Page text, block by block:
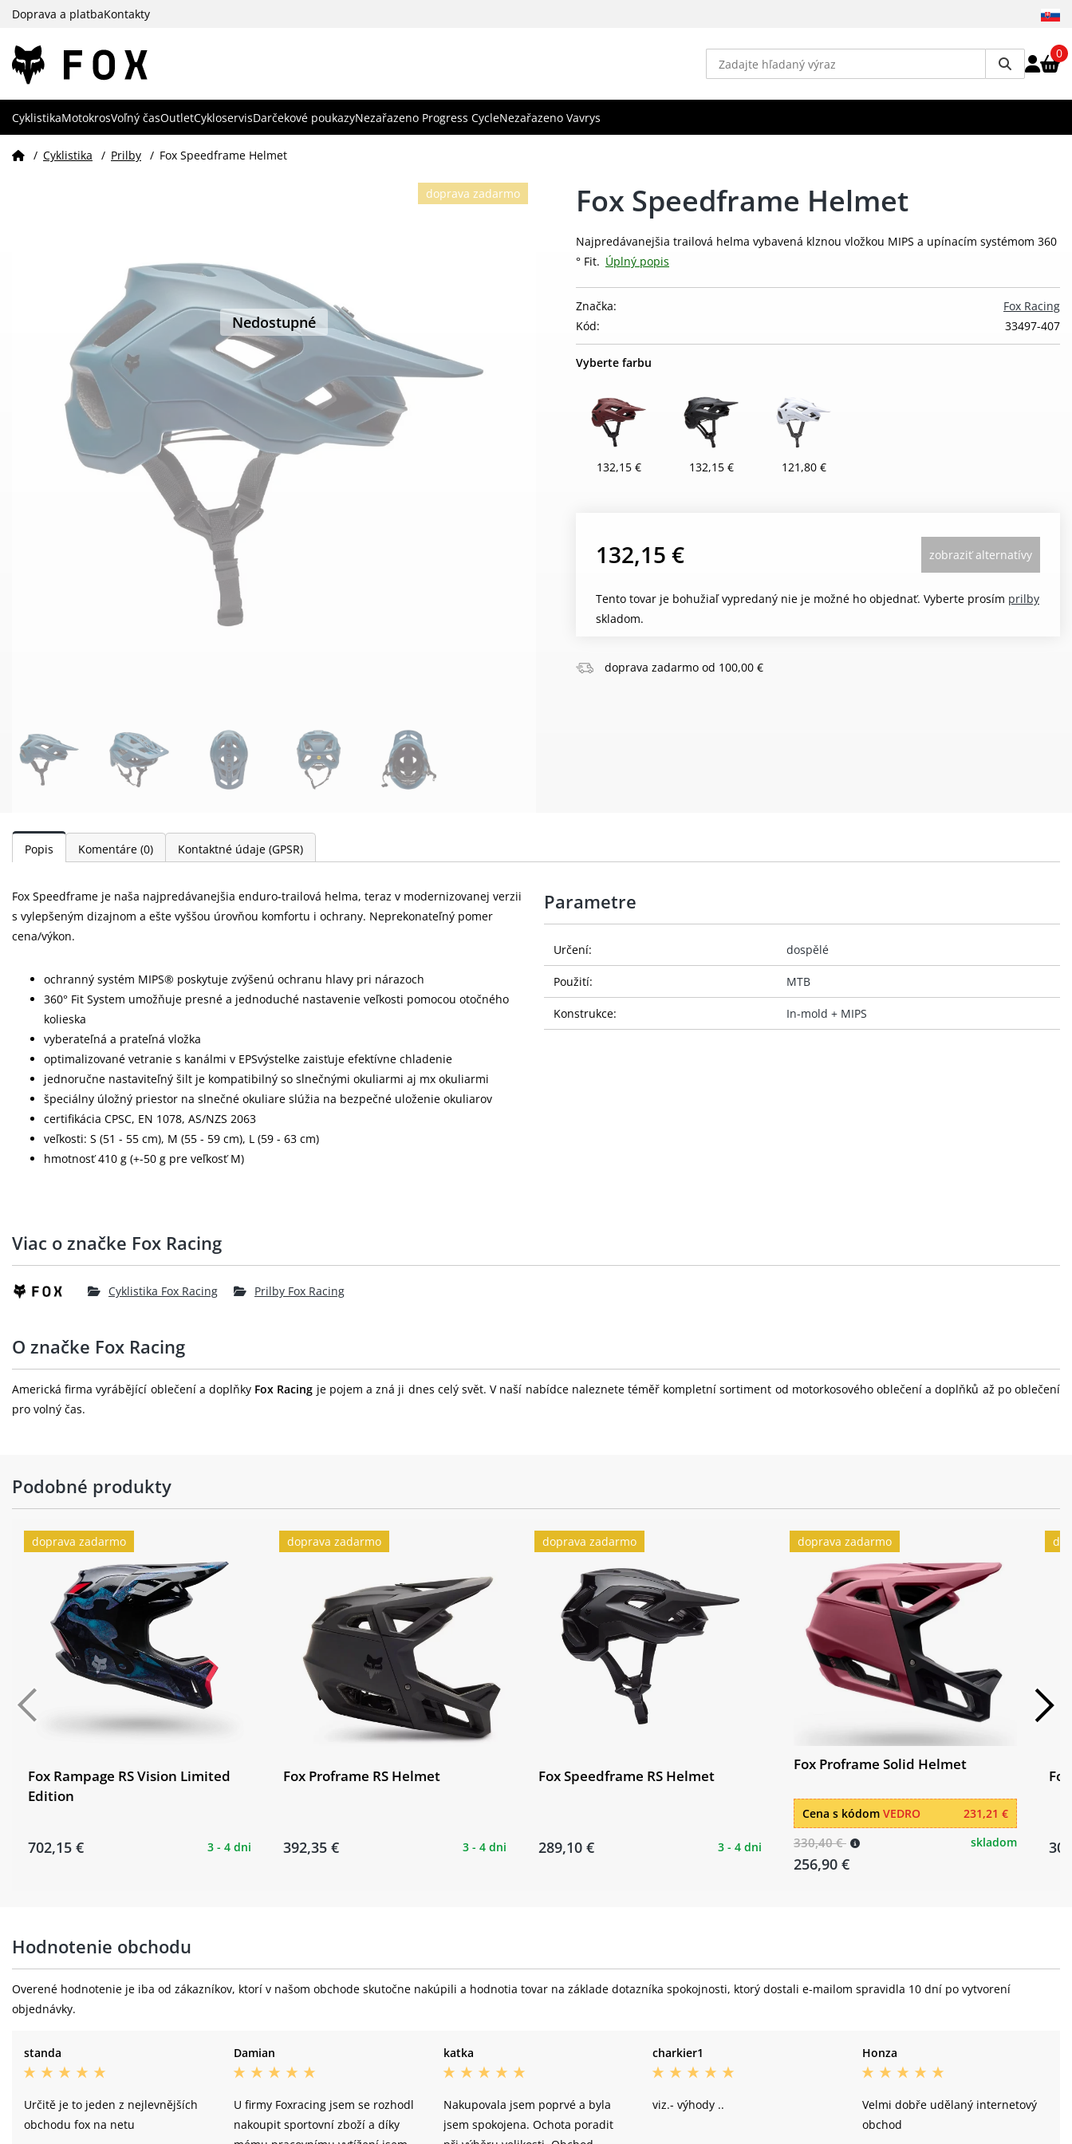
Doprava a platbaKontakty
0
CyklistikaMotokrosVoľný časOutletCykloservisDarčekové poukazyNezařazeno Progress CycleNezařazeno Vavrys
/ Cyklistika / Prilby / Fox Speedframe Helmet
Nedostupné
doprava zadarmo Fox Speedframe Helmet
Najpredávanejšia trailová helma vybavená klznou vložkou MIPS a upínacím systémom 360
° Fit. Úplný popis
Fox Racing
Značka:
33497-407
Kód:
Vyberte farbu
132,15 € 132,15 € 121,80 €
132,15 € zobraziť alternatívy
Tento tovar je bohužiaľ vypredaný nie je možné ho objednať. Vyberte prosím prilby
skladom.
doprava zadarmo od 100,00 €
Popis Komentáre (0) Kontaktné údaje (GPSR)
Fox Speedframe je naša najpredávanejšia enduro-trailová helma, teraz v modernizovanej verzii
s vylepšeným dizajnom a ešte vyššou úrovňou komfortu i ochrany. Neprekonateľný pomer
cena/výkon.
ochranný systém MIPS® poskytuje zvýšenú ochranu hlavy pri nárazoch
360° Fit System umožňuje presné a jednoduché nastavenie veľkosti pomocou otočného
kolieska
vyberateľná a prateľná vložka
optimalizované vetranie s kanálmi v EPSvýstelke zaisťuje efektívne chladenie
jednoručne nastaviteľný šilt je kompatibilný so slnečnými okuliarmi aj mx okuliarmi
špeciálny úložný priestor na slnečné okuliare slúžia na bezpečné uloženie okuliarov
certifikácia CPSC, EN 1078, AS/NZS 2063
veľkosti: S (51 - 55 cm), M (55 - 59 cm), L (59 - 63 cm)
hmotnosť 410 g (+-50 g pre veľkosť M)
Parametre
Určení: dospělé
Použití: MTB
Konstrukce: In-mold + MIPS
Viac o značke Fox Racing
Cyklistika Fox Racing Prilby Fox Racing
O značke Fox Racing
Americká firma vyrábějící oblečení a doplňky Fox Racing je pojem a zná ji dnes celý svět. V naší nabídce naleznete téměř kompletní sortiment od motorkosového oblečení a doplňků až po oblečení
pro volný čas.
Podobné produkty
doprava zadarmo
Fox Rampage RS Vision Limited
Edition
702,15 € 3 - 4 dni
doprava zadarmo
Fox Proframe RS Helmet
392,35 € 3 - 4 dni
doprava zadarmo
Fox Speedframe RS Helmet
289,10 € 3 - 4 dni
doprava zadarmo
Fox Proframe Solid Helmet
231,21 €
Cena s kódom VEDRO
330,40 €
256,90 €
skladom
Hodnotenie obchodu
Overené hodnotenie je iba od zákazníkov, ktorí v našom obchode skutočne nakúpili a hodnotia tovar na základe dotazníka spokojnosti, ktorý dostali e-mailom spravidla 10 dní po vytvorení
objednávky.
standa
Určitě je to jeden z nejlevnějších
obchodu fox na netu
Damian
U firmy Foxracing jsem se rozhodl
nakoupit sportovní zboží a díky
katka
Nakupovala jsem poprvé a byla
jsem spokojena. Ochota poradit
charkier1
viz.- výhody ..
Honza
Velmi dobře udělaný internetový
obchod